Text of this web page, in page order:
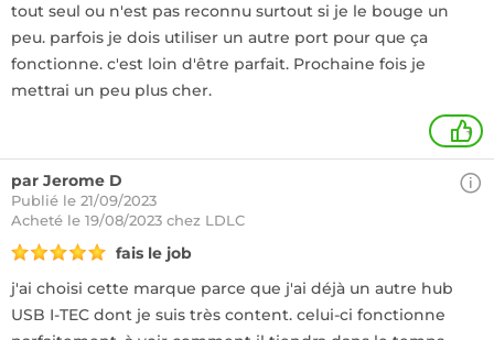
tout seul ou n'est pas reconnu surtout si je le bouge un
peu. parfois je dois utiliser un autre port pour que ça
fonctionne. c'est loin d'être parfait. Prochaine fois je
mettrai un peu plus cher.
+
par Jerome D
Publié le 21/09/2023
Acheté le 19/08/2023 chez LDLC
fais le job
j'ai choisi cette marque parce que j'ai déjà un autre hub
USB I-TEC dont je suis très content. celui-ci fonctionne